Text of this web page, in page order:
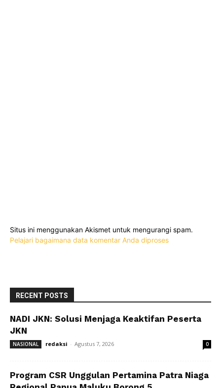
Situs ini menggunakan Akismet untuk mengurangi spam.
Pelajari bagaimana data komentar Anda diproses
RECENT POSTS
NADI JKN: Solusi Menjaga Keaktifan Peserta
JKN
NASIONAL redaksi - Agustus 7, 2026 0
Program CSR Unggulan Pertamina Patra Niaga